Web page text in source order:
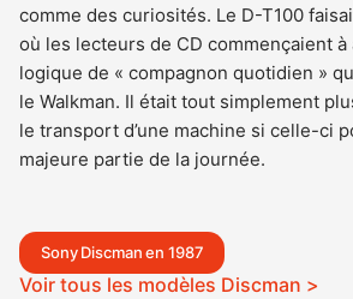
comme des curiosités. Le D-T100
où les lecteurs de CD commençaient
logique de « compagnon quotidien »
le Walkman. Il était tout simplement
le transport d’une machine si celle-ci
majeure partie de la journée.
Sony Discman en 1987
Voir tous les modèles Discman >